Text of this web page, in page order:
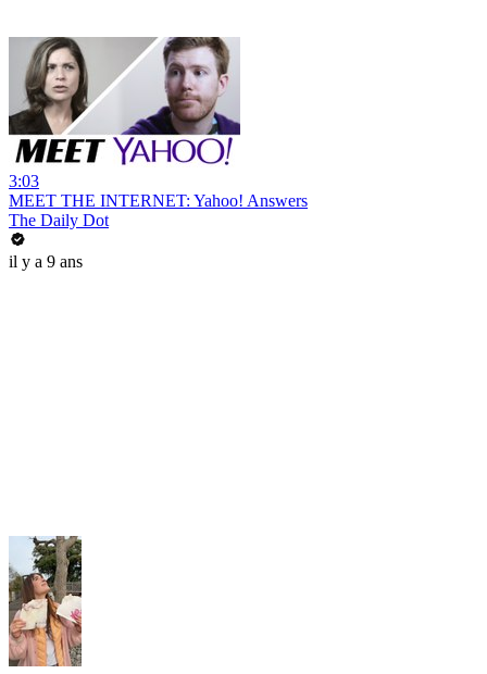
3:03
MEET THE INTERNET: Yahoo! Answers
The Daily Dot
il y a 9 ans